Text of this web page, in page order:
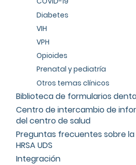
Diabetes
VIH
VPH
Opioides
Prenatal y pediatría
Otros temas clínicos
Biblioteca de formularios
Centro de intercambio de
del centro de salud
Preguntas frecuentes sobre
HRSA UDS
Integración